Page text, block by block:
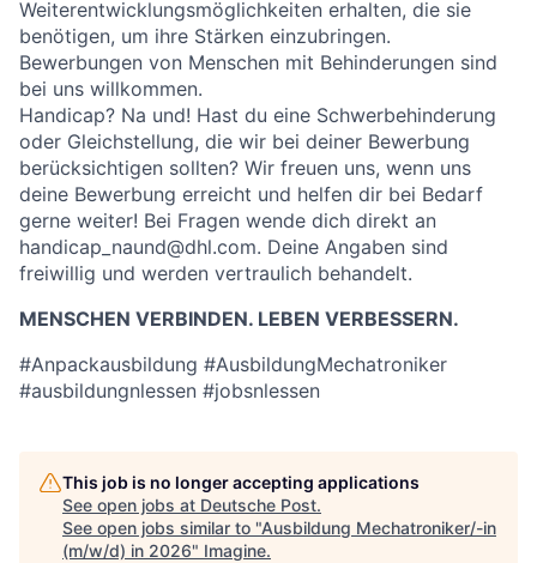
Weiterentwicklungsmöglichkeiten erhalten, die sie
benötigen, um ihre Stärken einzubringen.
Bewerbungen von Menschen mit Behinderungen sind
bei uns willkommen.
Handicap? Na und! Hast du eine Schwerbehinderung
oder Gleichstellung, die wir bei deiner Bewerbung
berücksichtigen sollten? Wir freuen uns, wenn uns
deine Bewerbung erreicht und helfen dir bei Bedarf
gerne weiter! Bei Fragen wende dich direkt an
handicap_naund@dhl.com. Deine Angaben sind
freiwillig und werden vertraulich behandelt.
MENSCHEN VERBINDEN. LEBEN VERBESSERN.
#Anpackausbildung #AusbildungMechatroniker
#ausbildungnlessen #jobsnlessen
This job is no longer accepting applications
See open jobs at Deutsche Post.
See open jobs similar to "Ausbildung Mechatroniker/-in
(m/w/d) in 2026" Imagine.